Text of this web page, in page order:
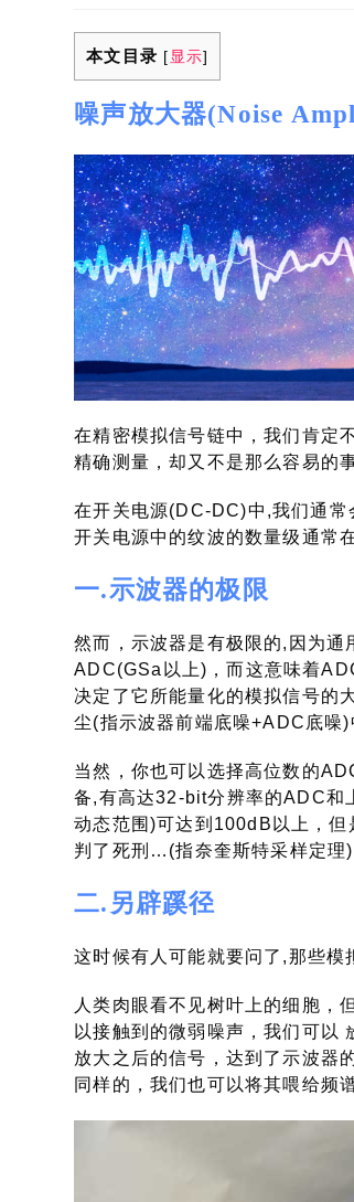
本文目录 [ 显示]
噪声放大器(Noise
在精密模拟信号链中，我们肯定
精确测量，却又不是那么容易的事
在开关电源(DC-DC)中,我们通
开关电源中的纹波的数量级通常
一.示波器的极限
然而，示波器是有极限的,因为通
ADC(GSa以上)，而这意味着
决定了它所能量化的模拟信号
尘(指示波器前端底噪+ADC底
当然，你也可以选择高位数的
备,有高达32-bit分辨率的ADC和
动态范围)可达到100dB以上，
判了死刑…(指奈奎斯特采样定理)
二.另辟蹊径
这时候有人可能就要问了,那些模
人类肉眼看不见树叶上的细胞，
以接触到的微弱噪声，我们可以
放大之后的信号，达到了示波器
同样的，我们也可以将其喂给频